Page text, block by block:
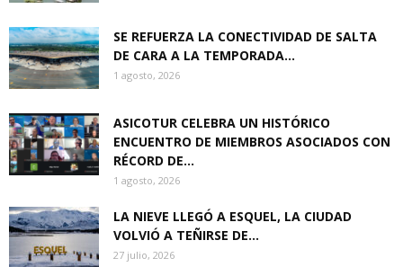
SE REFUERZA LA CONECTIVIDAD DE SALTA
DE CARA A LA TEMPORADA...
1 agosto, 2026
ASICOTUR CELEBRA UN HISTÓRICO
ENCUENTRO DE MIEMBROS ASOCIADOS CON
RÉCORD DE...
1 agosto, 2026
LA NIEVE LLEGÓ A ESQUEL, LA CIUDAD
VOLVIÓ A TEÑIRSE DE...
27 julio, 2026